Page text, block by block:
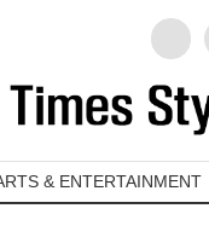
& ENTERTAINMENT